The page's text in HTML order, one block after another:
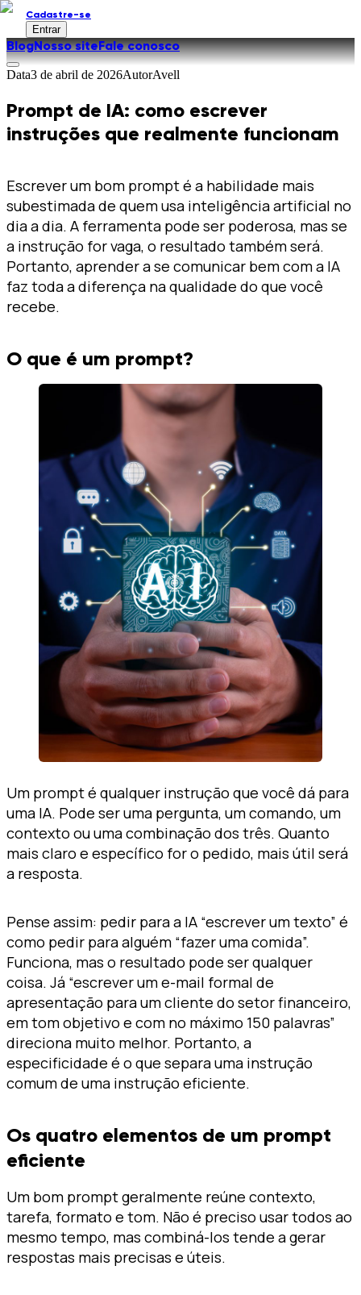
Cadastre-se
Entrar
BlogNosso siteFale conosco
Data3 de abril de 2026AutorAvell
Prompt de IA: como escrever
instruções que realmente funcionam
Escrever um bom prompt é a habilidade mais
subestimada de quem usa inteligência artificial no
dia a dia. A ferramenta pode ser poderosa, mas se
a instrução for vaga, o resultado também será.
Portanto, aprender a se comunicar bem com a IA
faz toda a diferença na qualidade do que você
recebe.
O que é um prompt?
Um prompt é qualquer instrução que você dá para
uma IA. Pode ser uma pergunta, um comando, um
contexto ou uma combinação dos três. Quanto
mais claro e específico for o pedido, mais útil será
a resposta.
Pense assim: pedir para a IA “escrever um texto” é
como pedir para alguém “fazer uma comida”.
Funciona, mas o resultado pode ser qualquer
coisa. Já “escrever um e-mail formal de
apresentação para um cliente do setor financeiro,
em tom objetivo e com no máximo 150 palavras”
direciona muito melhor. Portanto, a
especificidade é o que separa uma instrução
comum de uma instrução eficiente.
Os quatro elementos de um prompt
eficiente
Um bom prompt geralmente reúne contexto,
tarefa, formato e tom. Não é preciso usar todos ao
mesmo tempo, mas combiná-los tende a gerar
respostas mais precisas e úteis.